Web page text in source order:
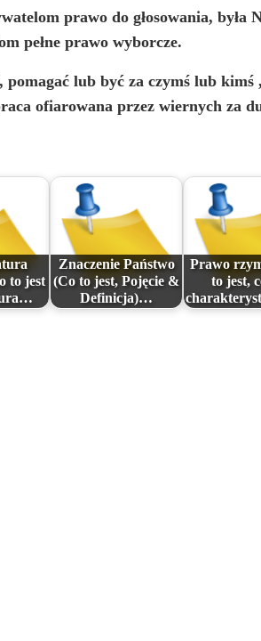
o
prawo do głosowania,
pełne prawo wyborcze.
pomagać lub być za czymś lub kimś
ofiarowana przez wiernych za
to jest
Znaczenie Państwo
(Co to jest, Pojęcie &
Definicja)…
Prawo
to jest,